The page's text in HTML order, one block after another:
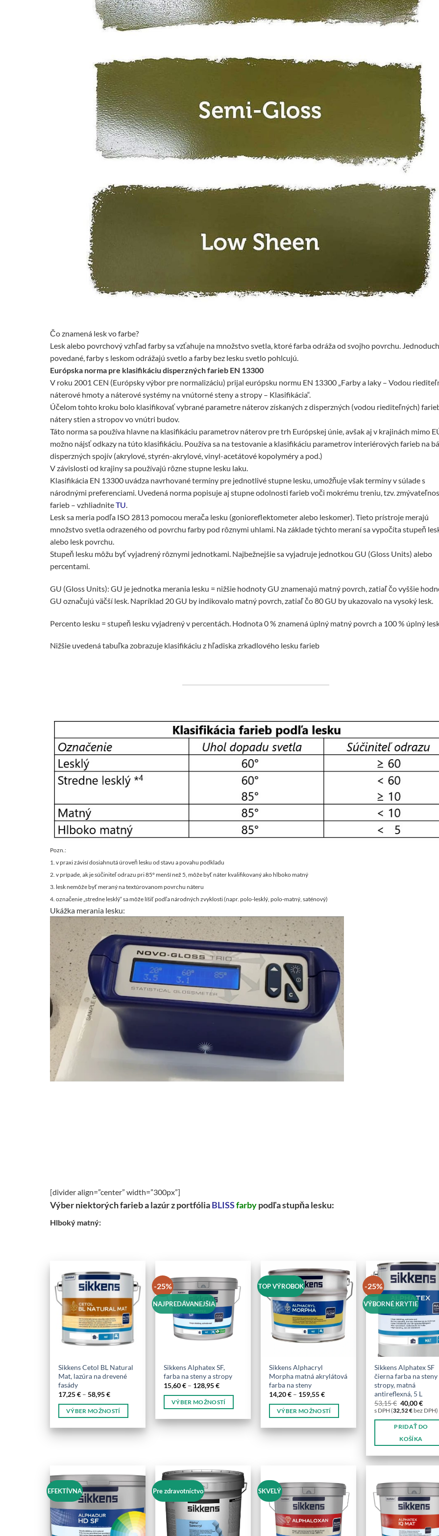
Čo znamená lesk vo farbe?
Lesk alebo povrchový vzhľad farby sa vzťahuje na množstvo svetla, ktoré farba odráža od svojho povrchu.
povedané, farby s leskom odrážajú svetlo a farby bez lesku svetlo pohlcujú.
Európska norma pre klasifikáciu disperzných farieb EN 13300
V roku 2001 CEN (Európsky výbor pre normalizáciu) prijal európsku normu EN 13300 „Farby a laky – Vodou
náterové hmoty a náterové systémy na vnútorné steny a stropy – Klasifikácia“.
Účelom tohto kroku bolo klasifikovať vybrané parametre náterov získaných z disperzných (vodou riediteľných)
nátery stien a stropov vo vnútri budov.
Táto norma sa používa hlavne na klasifikáciu parametrov náterov pre trh Európskej únie, avšak aj v krajinách mimo
možno nájsť odkazy na túto klasifikáciu. Používa sa na testovanie a klasifikáciu parametrov interiérových farieb na
disperzných spojív (akrylové, styrén-akrylové, vinyl-acetátové kopolyméry a pod.)
V závislosti od krajiny sa používajú rôzne stupne lesku laku.
Klasifikácia EN 13300 uvádza navrhované termíny pre jednotlivé stupne lesku, umožňuje však termíny v súlade s
národnými preferenciami. Uvedená norma popisuje aj stupne odolnosti farieb voči mokrému treniu, tzv.
farieb – vzhliadniteTU.
Lesk sa meria podľa ISO 2813 pomocou merača lesku (gonioreflektometer alebo leskomer). Tieto prístroje merajú
množstvo svetla odrazeného od povrchu farby pod rôznymi uhlami. Na základe týchto meraní sa vypočíta stupeň
alebo lesk povrchu.
Stupeň lesku môžu byť vyjadrený rôznymi jednotkami. Najbežnejšie sa vyjadruje jednotkou GU (Gloss Units) alebo
percentami.
GU (Gloss Units): GU je jednotka merania lesku = nižšie hodnoty GU znamenajú matný povrch, zatiaľ čo vyššie
GU označujú väčší lesk. Napríklad 20 GU by indikovalo matný povrch, zatiaľ čo 80 GU by ukazovalo na vysoký lesk.
Percento lesku = stupeň lesku vyjadrený v percentách. Hodnota 0 % znamená úplný matný povrch a 100 % úplný
Nižšie uvedená tabuľka zobrazuje klasifikáciu z hľadiska zrkadlového lesku farieb
Pozn.:
1. v praxi závisí dosiahnutá úroveň lesku od stavu a povahu podkladu
2. v prípade, ak je súčiniteľ odrazu pri 85° menší než 5, môže byť náter kvalifikovaný ako hlboko matný
3. lesk nemôže byť meraný na textúrovanom povrchu náteru
4. označenie „stredne lesklý“ sa môže líšiť podľa národných zvyklosti (napr. polo-lesklý, polo-matný, saténový)
Ukážka merania lesku:
[divider align=”center” width=”300px”]
Výber niektorých farieb a lazúr z portfóliaBLISSfarbypodľa stupňa lesku:
Hlboký matný:
Sikkens Cetol BL Natural
Mat, lazúra na drevené
fasády
17,25€ – 58,95€Price
17,25 €
through
VÝBER MOŽNOSTÍ
produkt
Možnosti
si
môžete
vybrať
na
-25%
NAJPREDÁVANEJŠIA
Sikkens Alphatex SF,
farba na steny a stropy
15,60€ – 128,95€Price
15,60 €
through
VÝBER MOŽNOSTÍ
produkt
Možnosti
si
môžete
vybrať
na
stránke
TOP VÝROBOK
Sikkens Alphacryl
Morpha matná akrylátová
farba na steny
14,20€ – 159,55€Price
14,20 €
through
VÝBER MOŽNOSTÍ
produkt
Možnosti
si
môžete
vybrať
na
-25%
VÝBORNÉ KRYTIE
Sikkens Alphatex SF
čierna farba na steny
stropy, matná
antireflexná, 5 L
53,15€ Pôvodná
cena
bola:
53,15 €.
40,00€
cena
s DPH (32,52€ bez DPH)
PRIDAŤ DO
KOŠÍKA
EFEKTÍVNA Pre zdravotníctvo SKVELÝ